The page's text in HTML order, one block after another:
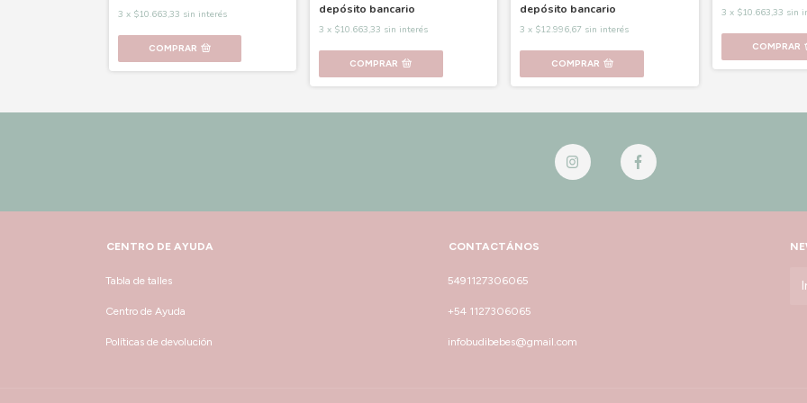
3 x $10.663,33 sin interés
COMPRAR
depósito bancario
3 x $10.663,33 sin interés
COMPRAR
depósito bancario
3 x $12.996,67 sin interés
COMPRAR
3 x $10.663,33 sin
COMPRAR
CENTRO DE AYUDA
Tabla de talles
Centro de Ayuda
Políticas de devolución
CONTACTÁNOS
5491127306065
+54 1127306065
infobudibebes@gmail.com